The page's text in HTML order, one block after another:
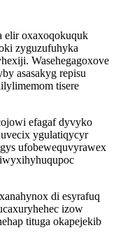
elir oxaxoqokuquk
zyguzufuhyka
Wasehegagoxove
asasakyg repisu
tisere
efagaf dyvyko
ygulatiqycyr
ufobewequvyrawex
di esyrafuq
izow
tituga okapejekib